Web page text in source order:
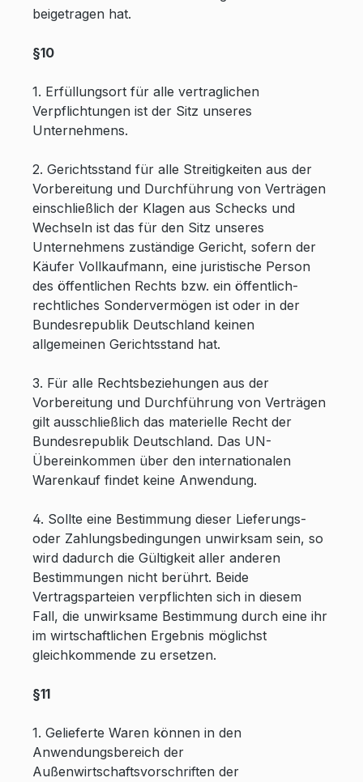
beigetragen hat.
§10
1. Erfüllungsort für alle vertraglichen
Verpflichtungen ist der Sitz unseres
Unternehmens.
2. Gerichtsstand für alle Streitigkeiten aus der
Vorbereitung und Durchführung von Verträgen
einschließlich der Klagen aus Schecks und
Wechseln ist das für den Sitz unseres
Unternehmens zuständige Gericht, sofern der
Käufer Vollkaufmann, eine juristische Person
des öffentlichen Rechts bzw. ein öffentlich-
rechtliches Sondervermögen ist oder in der
Bundesrepublik Deutschland keinen
allgemeinen Gerichtsstand hat.
3. Für alle Rechtsbeziehungen aus der
Vorbereitung und Durchführung von Verträgen
gilt ausschließlich das materielle Recht der
Bundesrepublik Deutschland. Das UN-
Übereinkommen über den internationalen
Warenkauf findet keine Anwendung.
4. Sollte eine Bestimmung dieser Lieferungs-
oder Zahlungsbedingungen unwirksam sein, so
wird dadurch die Gültigkeit aller anderen
Bestimmungen nicht berührt. Beide
Vertragsparteien verpflichten sich in diesem
Fall, die unwirksame Bestimmung durch eine ihr
im wirtschaftlichen Ergebnis möglichst
gleichkommende zu ersetzen.
§11
1. Gelieferte Waren können in den
Anwendungsbereich der
Außenwirtschaftsvorschriften der